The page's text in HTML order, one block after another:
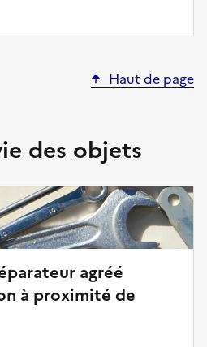
Haut de page
des objets
agréé
à proximité de